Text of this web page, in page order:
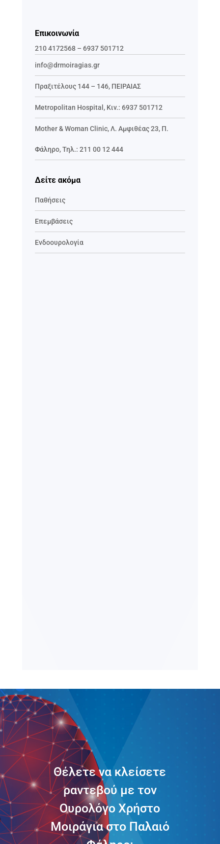
Επικοινωνία
210 4172568– 6937 501712
info@drmoiragias.gr
Πραξιτέλους 144 – 146, ΠΕΙΡΑΙΑΣ
Metropolitan Hospital, Κιν.: 6937 501712
Mother & Woman Clinic,Λ. Αμφιθέας 23, Π.
Φάληρο,Τηλ.: 211 00 12 444
Δείτε ακόμα
Παθήσεις
Επεμβάσεις
Ενδοουρολογία
Θέλετε να κλείσετε
ραντεβού με τον
Ουρολόγο Χρήστο
Μοιράγια στο Παλαιό